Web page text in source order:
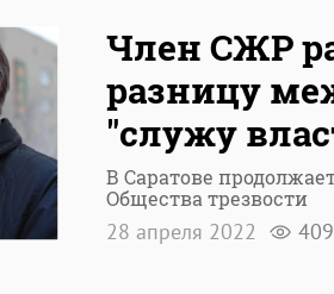
Член СЖР
разницу
"служу
В Саратове
Общества трезвости
28 апреля 2022